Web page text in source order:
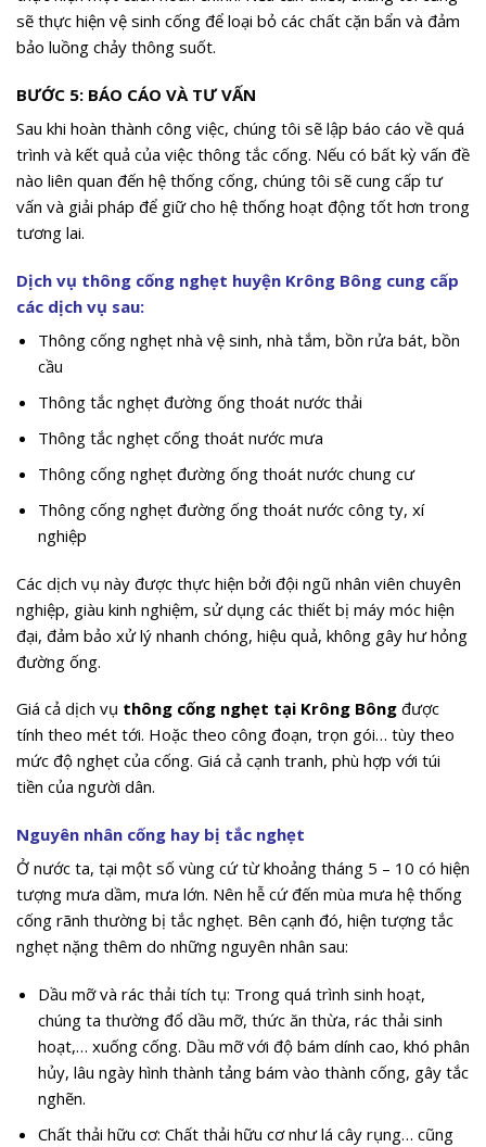
sẽ thực hiện vệ sinh cống để loại bỏ các chất cặn bẩn và đảm
bảo luồng chảy thông suốt.
BƯỚC 5: BÁO CÁO VÀ TƯ VẤN
Sau khi hoàn thành công việc, chúng tôi sẽ lập báo cáo về quá
trình và kết quả của việc thông tắc cống. Nếu có bất kỳ vấn đề
nào liên quan đến hệ thống cống, chúng tôi sẽ cung cấp tư
vấn và giải pháp để giữ cho hệ thống hoạt động tốt hơn trong
tương lai.
Dịch vụ thông cống nghẹt huyện Krông Bông cung cấp
các dịch vụ sau:
Thông cống nghẹt nhà vệ sinh, nhà tắm, bồn rửa bát, bồn
cầu
Thông tắc nghẹt đường ống thoát nước thải
Thông tắc nghẹt cống thoát nước mưa
Thông cống nghẹt đường ống thoát nước chung cư
Thông cống nghẹt đường ống thoát nước công ty, xí
nghiệp
Các dịch vụ này được thực hiện bởi đội ngũ nhân viên chuyên
nghiệp, giàu kinh nghiệm, sử dụng các thiết bị máy móc hiện
đại, đảm bảo xử lý nhanh chóng, hiệu quả, không gây hư hỏng
đường ống.
Giá cả dịch vụ thông cống nghẹt tại Krông Bông được
tính theo mét tới. Hoặc theo công đoạn, trọn gói… tùy theo
mức độ nghẹt của cống. Giá cả cạnh tranh, phù hợp với túi
tiền của người dân.
Nguyên nhân cống hay bị tắc nghẹt
Ở nước ta, tại một số vùng cứ từ khoảng tháng 5 – 10 có hiện
tượng mưa dầm, mưa lớn. Nên hễ cứ đến mùa mưa hệ thống
cống rãnh thường bị tắc nghẹt. Bên cạnh đó, hiện tượng tắc
nghẹt nặng thêm do những nguyên nhân sau:
Dầu mỡ và rác thải tích tụ: Trong quá trình sinh hoạt,
chúng ta thường đổ dầu mỡ, thức ăn thừa, rác thải sinh
hoạt,… xuống cống. Dầu mỡ với độ bám dính cao, khó phân
hủy, lâu ngày hình thành tảng bám vào thành cống, gây tắc
nghẽn.
Chất thải hữu cơ: Chất thải hữu cơ như lá cây rụng… cũng